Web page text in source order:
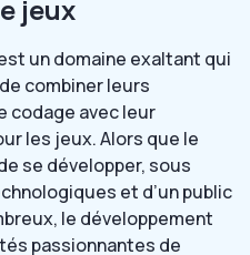
jeux
un domaine exaltant qui
combiner leurs
codage avec leur
les jeux. Alors que le
se développer, sous
et d’un public
le développement
passionnantes de